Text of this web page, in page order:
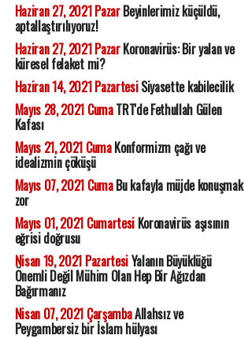
Haziran 27, 2021 PazarBeyinlerimiz küçüldü,
aptallaştırılıyoruz!
Haziran 27, 2021 PazarKoronavirüs: Bir yalan ve
küresel felaket mi?
Haziran 14, 2021 PazartesiSiyasette kabilecilik
Mayıs 28, 2021 CumaTRT'de Fethullah Gülen
Kafası
Mayıs 21, 2021 CumaKonformizm çağı ve
idealizmin çöküşü
Mayıs 07, 2021 CumaBu kafayla müjde konuşmak
zor
Mayıs 01, 2021 CumartesiKoronavirüs aşısının
eğrisi doğrusu
Nisan 19, 2021 PazartesiYalanın Büyüklüğü
Önemli Değil Mühim Olan Hep Bir Ağızdan
Bağırmanız
Nisan 07, 2021 ÇarşambaAllahsız ve
Peygambersiz bir İslam hülyası